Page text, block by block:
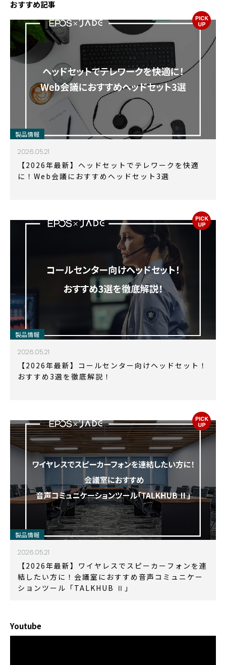
おすすめ記事
製品情報
2026.05.21
【2026年最新】ヘッドセットでテレワークを快適
に！Web会議におすすめヘッドセット3選
製品情報
2026.05.21
【2026年最新】コールセンター向けヘッドセット！
おすすめ3選を徹底解説！
製品情報
2026.05.21
【2026年最新】ワイヤレスでスピーカーフォンを連
結したい方に！会議室におすすめ音声コミュニケー
ションツール「TALKHUB Ⅱ」
Youtube